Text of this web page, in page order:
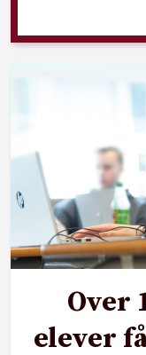
Over
elever